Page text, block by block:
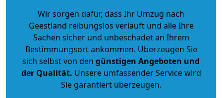
Wir sorgen dafür, dass Ihr Umzug nach
Geestland reibungslos verläuft und alle Ihre
Sachen sicher und unbeschadet an Ihrem
Bestimmungsort ankommen. Überzeugen Sie
sich selbst von den günstigen Angeboten und
der Qualität. Unsere umfassender Service wird
Sie garantiert überzeugen.